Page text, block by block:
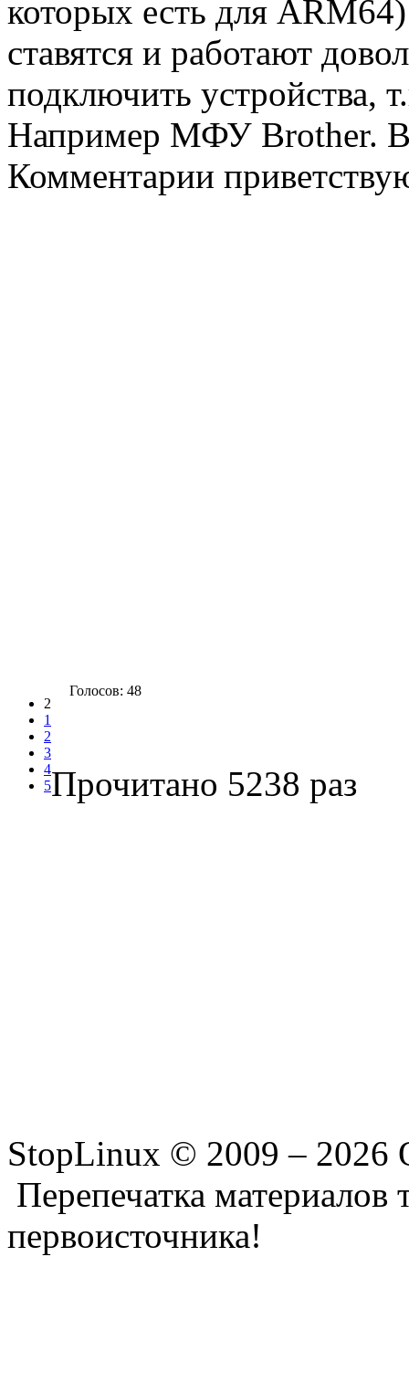
которых есть для
ставятся и работают
подключить устройства,
Например МФУ Brother.
Комментарии
2
1
2
3
4
5
Голосов: 48
Прочитано 5238 раз
StopLinux © 2009 – 2026
Перепечатка материалов
первоисточника!